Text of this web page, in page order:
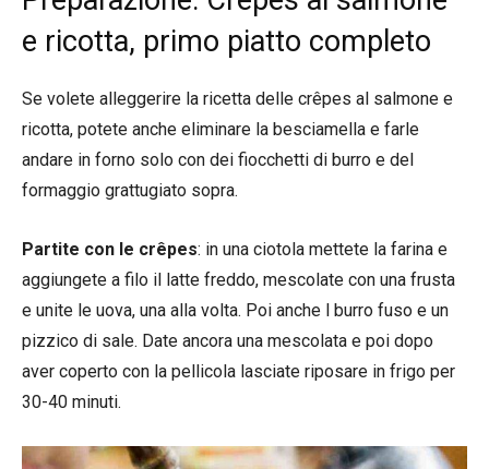
e ricotta, primo piatto completo
Se volete alleggerire la ricetta delle crêpes al salmone e
ricotta, potete anche eliminare la besciamella e farle
andare in forno solo con dei fiocchetti di burro e del
formaggio grattugiato sopra.
Partite con le crêpes: in una ciotola mettete la farina e
aggiungete a filo il latte freddo, mescolate con una frusta
e unite le uova, una alla volta. Poi anche l burro fuso e un
pizzico di sale. Date ancora una mescolata e poi dopo
aver coperto con la pellicola lasciate riposare in frigo per
30-40 minuti.